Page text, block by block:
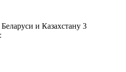
и Казахстану 3